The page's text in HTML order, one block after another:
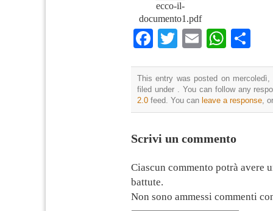
ecco-il-
documento1.pdf
Facebook
TwitterEmail
This entry was posted on
filed under . You can follow any
2.0 feed. You can leave a response,
Scrivi un commento
Ciascun commento potrà avere
battute.
Non sono ammessi commenti